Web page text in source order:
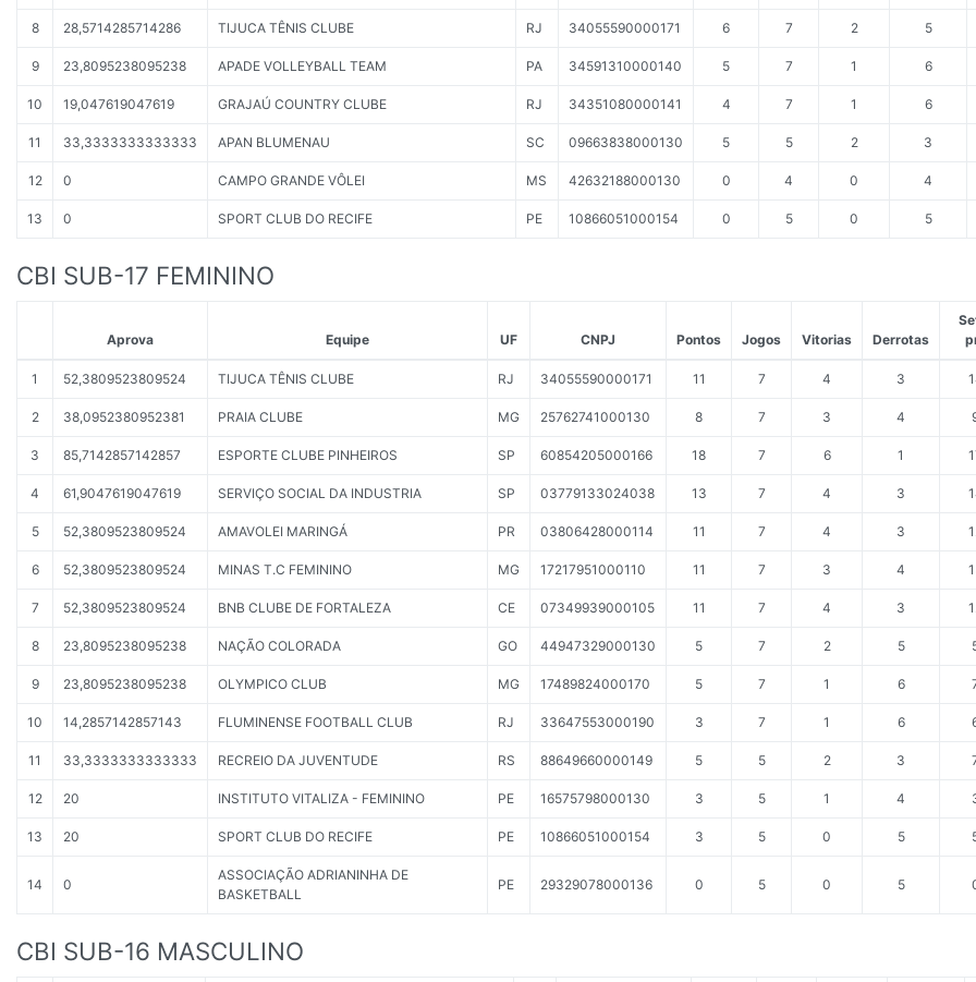
8 28,5714285714286 TIJUCA TÊNIS CLUBE RJ 34055590000171 6 7 2 5
9 23,8095238095238 APADE VOLLEYBALL TEAM PA 34591310000140 5 7 1 6
10 19,047619047619 GRAJAÚ COUNTRY CLUBE RJ 34351080000141 4 7 1 6
11 33,3333333333333 APAN BLUMENAU SC 09663838000130 5 5 2 3
12 0 CAMPO GRANDE VÔLEI MS 42632188000130 0 4 0 4
13 0 SPORT CLUB DO RECIFE PE 10866051000154 0 5 0 5
CBI SUB-17 FEMININO
Aprova Equipe UF CNPJ Pontos Jogos Vitorias Derrotas
1 52,3809523809524 TIJUCA TÊNIS CLUBE RJ 34055590000171 11 7 4 3
2 38,0952380952381 PRAIA CLUBE MG 25762741000130 8 7 3 4
3 85,7142857142857 ESPORTE CLUBE PINHEIROS SP 60854205000166 18 7 6 1
4 61,9047619047619 SERVIÇO SOCIAL DA INDUSTRIA SP 03779133024038 13 7 4 3
5 52,3809523809524 AMAVOLEI MARINGÁ PR 03806428000114 11 7 4 3
6 52,3809523809524 MINAS T.C FEMININO MG 17217951000110 11 7 3 4
7 52,3809523809524 BNB CLUBE DE FORTALEZA CE 07349939000105 11 7 4 3
8 23,8095238095238 NAÇÃO COLORADA GO 44947329000130 5 7 2 5
9 23,8095238095238 OLYMPICO CLUB MG 17489824000170 5 7 1 6
10 14,2857142857143 FLUMINENSE FOOTBALL CLUB RJ 33647553000190 3 7 1 6
11 33,3333333333333 RECREIO DA JUVENTUDE RS 88649660000149 5 5 2 3
12 20 INSTITUTO VITALIZA - FEMININO PE 16575798000130 3 5 1 4
13 20 SPORT CLUB DO RECIFE PE 10866051000154 3 5 0 5
14 0
ASSOCIAÇÃO ADRIANINHA DE
BASKETBALL
PE 29329078000136 0 5 0 5
CBI SUB-16 MASCULINO